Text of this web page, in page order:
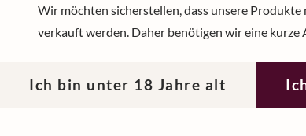
Wir möchten sicherstellen, dass unsere
verkauft werden. Daher benötigen wir eine kurze
Ich bin unter 18 Jahre alt
Im